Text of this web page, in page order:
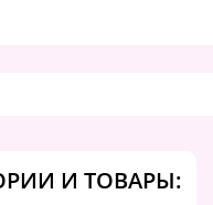
И ТОВАРЫ: